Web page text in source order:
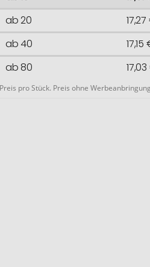
ab 20
ab 40
17,15
ab 80
pro Stück. Preis ohne Werbeanbringung